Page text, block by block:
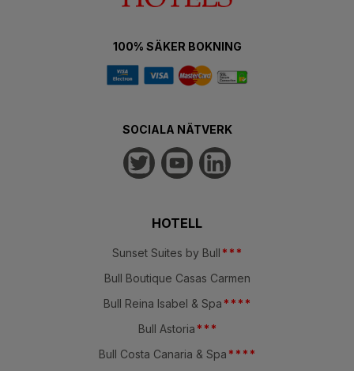
100% SÄKER BOKNING
SOCIALA NÄTVERK
HOTELL
Sunset Suites by Bull * * *
Bull Boutique Casas Carmen
Bull Reina Isabel & Spa * * * *
Bull Astoria * * *
Bull Costa Canaria & Spa * * * *